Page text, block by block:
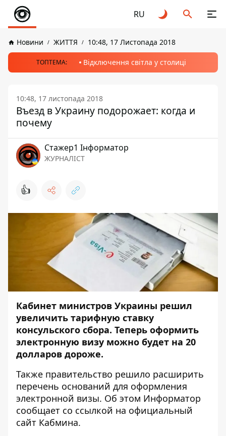
RU
Новини ЖИТТЯ 10:48, 17 Листопада 2018
ТОПТЕМА: Відключення світла у столиці
10:48, 17 листопада 2018
Въезд в Украину подорожает: когда и
почему
Стажер1 Інформатор
ЖУРНАЛІСТ
👍
Кабинет министров Украины решил
увеличить тарифную ставку
консульского сбора. Теперь оформить
электронную визу можно будет на 20
долларов дороже.
Также правительство решило расширить
перечень оснований для оформления
электронной визы. Об этом Информатор
сообщает со ссылкой на официальный
сайт Кабмина.